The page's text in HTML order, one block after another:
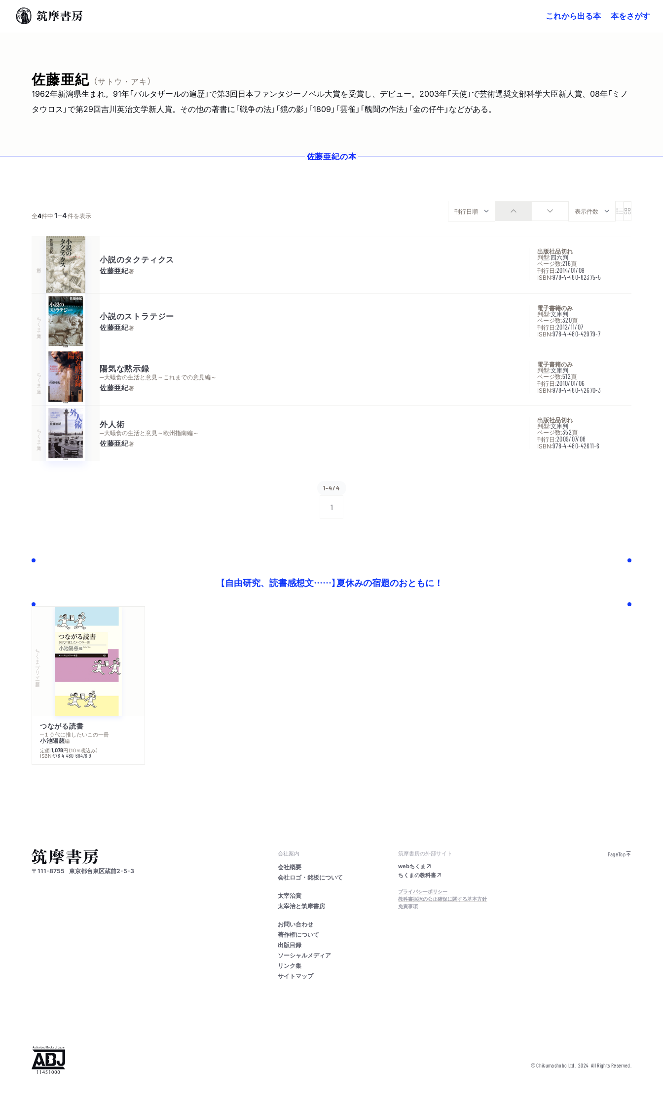
これから出る本 本をさがす
佐藤亜紀 （サトウ・アキ）
1962年新潟県生まれ。91年「バルタザールの遍歴」で第3回日本ファンタジーノベル大賞を受賞し、デビュー。2003年「天使」で芸術選奨文部科学大臣新人賞、08年「ミノ
タウロス」で第29回吉川英治文学新人賞。その他の著書に「戦争の法」「鏡の影」「1809」「雲雀」「醜聞の作法」「金の仔牛」などがある。
佐藤亜紀の本
全4件中1─4件を表示
小説のタクティクス
佐藤亜紀著
出版社品切れ
判型:四六判
ページ数:216頁
刊行日:2014/01/09
ISBN:978-4-480-82375-5
ちくま文庫 小説のストラテジー
佐藤亜紀著
電子書籍のみ
判型:文庫判
ページ数:320頁
刊行日:2012/11/07
ISBN:978-4-480-42979-7
ちくま文庫
陽気な黙示録
─大蟻食の生活と意見～これまでの意見編～
佐藤亜紀著
電子書籍のみ
判型:文庫判
ページ数:512頁
刊行日:2010/01/06
ISBN:978-4-480-42670-3
ちくま文庫
外人術
─大蟻食の生活と意見～欧州指南編～
佐藤亜紀著
出版社品切れ
判型:文庫判
ページ数:352頁
刊行日:2009/07/08
ISBN:978-4-480-42611-6
1-4/4
1
【自由研究、読書感想文……】夏休みの宿題のおともに！
ちくまプリマー新書
つながる読書
─１０代に推したいこの一冊
小池陽慈編
定価:1,078円 （10％税込み）
ISBN:978-4-480-68476-9
〒111-8755 東京都台東区蔵前2-5-3
会社案内
会社概要
会社ロゴ・銘板について
太宰治賞
太宰治と筑摩書房
お問い合わせ
著作権について
出版目録
ソーシャルメディア
リンク集
サイトマップ
筑摩書房の外部サイト
webちくま
ちくまの教科書
プライバシーポリシー
教科書採択の公正確保に関する基本方針
免責事項
PageTop
© Chikumashobo Ltd. 2024 All Rights Reserved.